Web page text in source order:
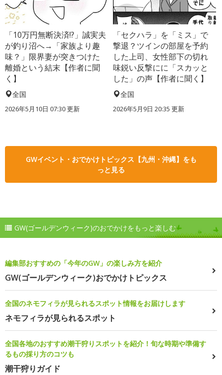
「10万円無断決済!?」誠実夫
が釣り沼へ→「家族より趣
味？」限界妻が突きつけた
離婚という結末【作者に聞
く】
全国
2026年5月10日 07:30 更新
「セクハラ」を「ミス」で
撃退？ツインの部屋を予約
した上司、女性部下の切れ
味鋭い反撃にに「スカッと
した」の声【作者に聞く】
全国
2026年5月9日 20:35 更新
GWイベント・おでかけトピックス【九州・沖縄】をも
っと見る
GW(ゴールデンウィーク)のおでかけをもっと楽しむ
編集部おすすめの「今年のGW」の楽しみ方を紹介
GW(ゴールデンウィーク)おでかけトピックス
全国のネモフィラが見られるスポット情報をお届けします
ネモフィラが見られるスポット
全国各地のおすすめ潮干狩りスポットを紹介！旬な時期や準備す
るもの採り方のコツも
潮干狩りガイド